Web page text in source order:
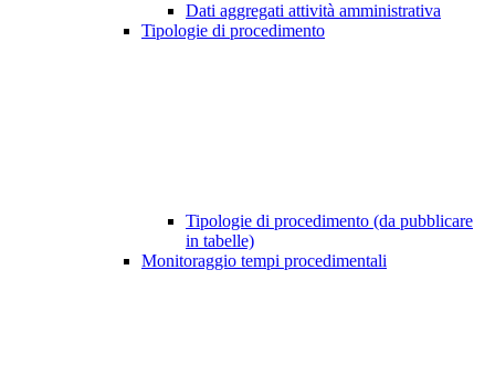
Dati aggregati attività amministrativa
Tipologie di procedimento
Tipologie di procedimento (da pubblicare
in tabelle)
Monitoraggio tempi procedimentali